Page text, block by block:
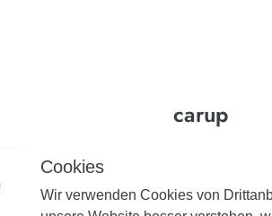
carup
Cookies
Wir verwenden Cookies von